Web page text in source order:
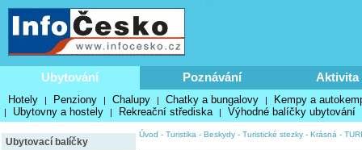
Ubytování Poznávání Aktivita
Hotely | Penziony | Chalupy | Chatky a bungalovy | Kempy a
| Ubytovny a hostely | Rekreační střediska | Výhodné balíčky ubytování
Ubytovací balíčky
Úvod - Turistika - Beskydy - Turistické stezky - Krásná -